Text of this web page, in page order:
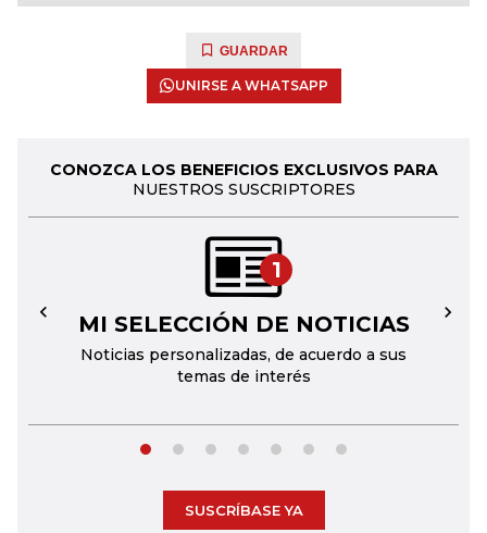
GUARDAR
UNIRSE A WHATSAPP
CONOZCA LOS BENEFICIOS EXCLUSIVOS PARA
NUESTROS SUSCRIPTORES
1
MI SELECCIÓN DE NOTICIAS
Noticias personalizadas, de acuerdo a sus
temas de interés
← →
SUSCRÍBASE YA